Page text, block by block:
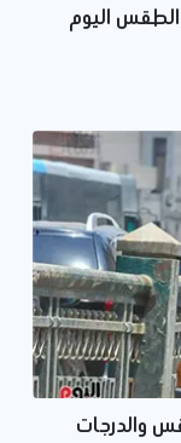
الطقس اليوم
والدرجات